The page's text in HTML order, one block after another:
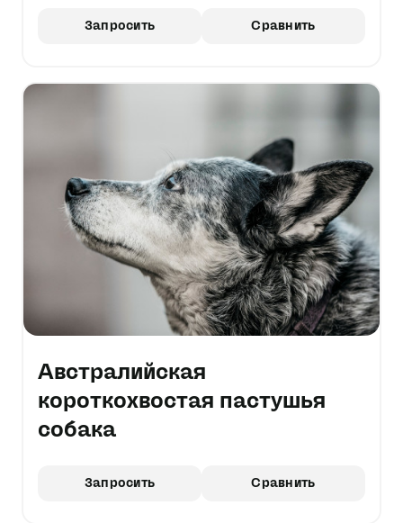
Запросить Сравнить
Австралийская
короткохвостая пастушья
собака
Запросить Сравнить